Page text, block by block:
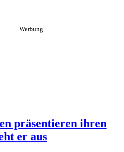
präsentieren ihren
er aus